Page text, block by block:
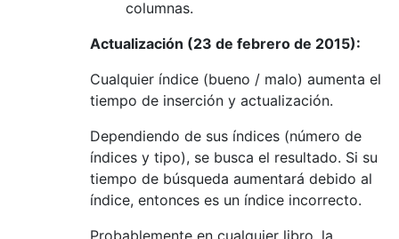
columnas.
Actualización (23 de febrero de 2015):
Cualquier índice (bueno / malo) aumenta el
tiempo de inserción y actualización.
Dependiendo de sus índices (número de
índices y tipo), se busca el resultado. Si su
tiempo de búsqueda aumentará debido al
índice, entonces es un índice incorrecto.
Probablemente en cualquier libro, la